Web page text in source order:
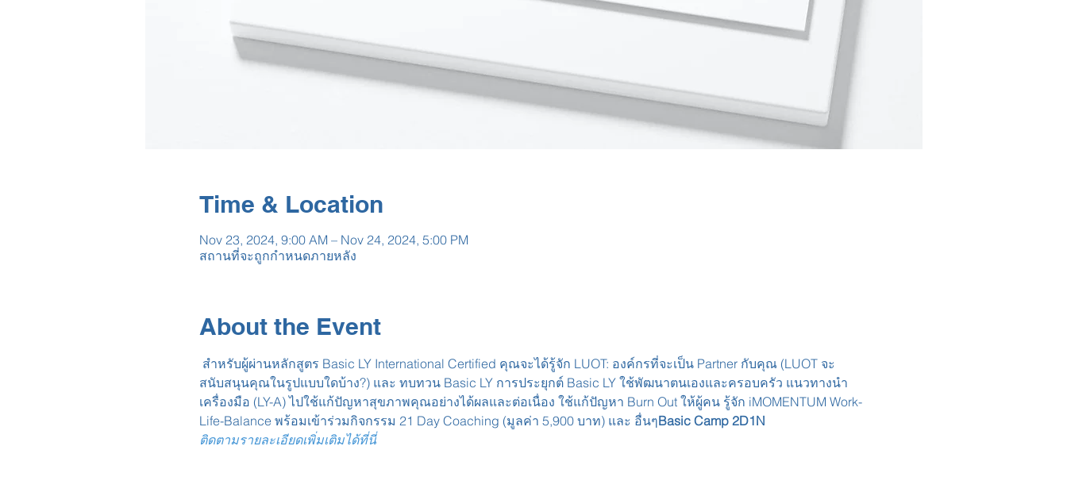
Time & Location
Nov 23, 2024, 9:00 AM – Nov 24, 2024, 5:00 PM
สถานที่จะถูกกำหนดภายหลัง
About the Event
สนับสนุนคุณในรูปแบบใดบ้าง?) และ ทบทวน Basic LY การประยุกต์ Basic LY ใช้พัฒนาตนเองและครอบครัว แนวทางนำ
เครื่องมือ (LY-A) ไปใช้แก้ปัญหาสุขภาพคุณอย่างได้ผลและต่อเนื่อง ใช้แก้ปัญหา Burn Out ให้ผู้คน รู้จัก iMOMENTUM Work-
Life-Balance พร้อมเข้าร่วมกิจกรรม 21 Day Coaching (มูลค่า 5,900 บาท) และ อื่นๆBasic Camp 2D1N
ติดตามรายละเอียดเพิ่มเติมได้ที่นี่